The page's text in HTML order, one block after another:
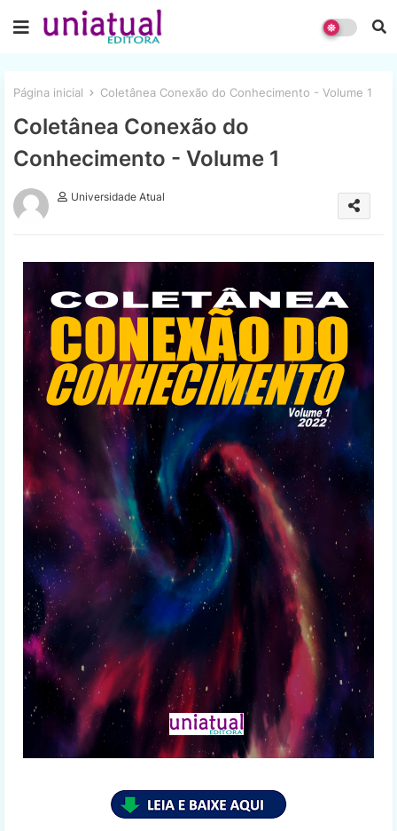
Página inicial Coletânea Conexão do Conhecimento - Volume 1
Coletânea Conexão do
Conhecimento - Volume 1
Universidade Atual